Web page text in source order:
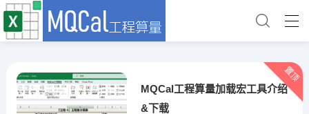
MQCal工程算量加载宏工具介绍
&下载
置顶